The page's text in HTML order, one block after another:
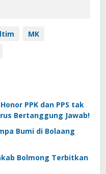
MK
PPK dan PPS tak
Bertanggung Jawab!
Bumi di Bolaang
Bolmong Terbitkan